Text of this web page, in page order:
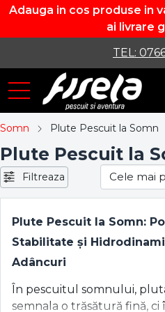
Adauga in cos produse in
ai livrare
TEL:
Somn Plute Pescuit la Somn
Plute Pescuit la
Filtreaza
Plute Pescuit la Somn:
Stabilitate și
Adâncuri
În pescuitul somnului,
semnala o trăsătură fină,